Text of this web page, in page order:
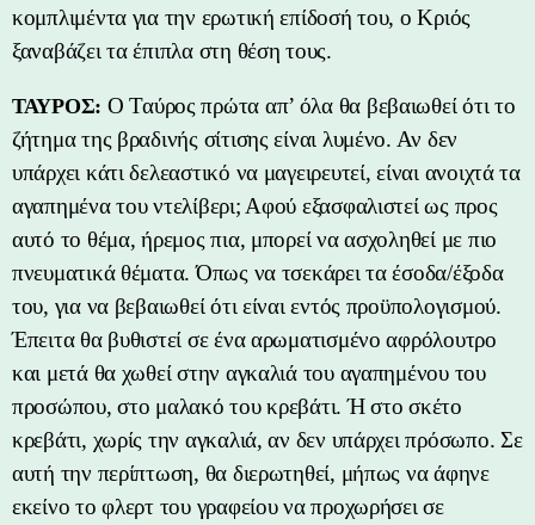
κομπλιμέντα για την ερωτική επίδοσή του, ο Κριός
ξαναβάζει τα έπιπλα στη θέση τους.
ΤΑΥΡΟΣ: Ο Ταύρος πρώτα απ’ όλα θα βεβαιωθεί ότι το
ζήτημα της βραδινής σίτισης είναι λυμένο. Αν δεν
υπάρχει κάτι δελεαστικό να μαγειρευτεί, είναι ανοιχτά τα
αγαπημένα του ντελίβερι; Αφού εξασφαλιστεί ως προς
αυτό το θέμα, ήρεμος πια, μπορεί να ασχοληθεί με πιο
πνευματικά θέματα. Όπως να τσεκάρει τα έσοδα/έξοδα
του, για να βεβαιωθεί ότι είναι εντός προϋπολογισμού.
Έπειτα θα βυθιστεί σε ένα αρωματισμένο αφρόλουτρο
και μετά θα χωθεί στην αγκαλιά του αγαπημένου του
προσώπου, στο μαλακό του κρεβάτι. Ή στο σκέτο
κρεβάτι, χωρίς την αγκαλιά, αν δεν υπάρχει πρόσωπο. Σε
αυτή την περίπτωση, θα διερωτηθεί, μήπως να άφηνε
εκείνο το φλερτ του γραφείου να προχωρήσει σε